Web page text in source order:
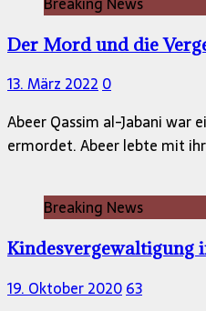
Der Mord und die
13. März 20220
Abeer Qassim al-Jabani war
ermordet. Abeer lebte mit
Breaking News
Kindesvergewaltigung
19. Oktober 202063